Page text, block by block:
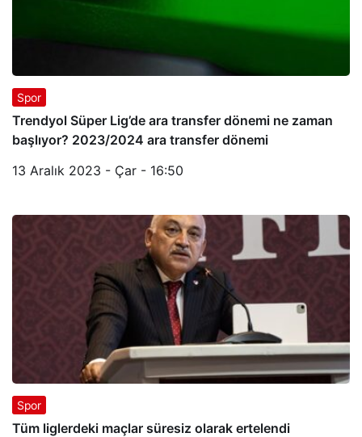
Spor
Trendyol Süper Lig’de ara transfer dönemi ne zaman
başlıyor? 2023/2024 ara transfer dönemi
13 Aralık 2023 - Çar - 16:50
Spor
Tüm liglerdeki maçlar süresiz olarak ertelendi